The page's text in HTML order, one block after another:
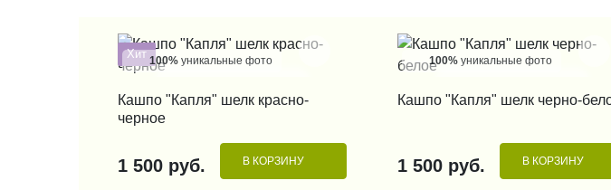
Хит 100% уникальные фото
КУПИТЬ В 1 КЛИК
Кашпо "Капля" шелк красно-
черное
1 500 руб. В КОРЗИНУ
100% уникальные фото
КУПИТЬ В 1 КЛИК
Кашпо "Капля" шелк черно-
1 500 руб. В КОРЗИНУ